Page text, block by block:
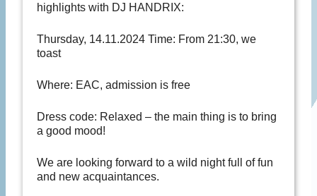
highlights with DJ HANDRIX:
Thursday, 14.11.2024 Time: From 21:30, we
toast
Where: EAC, admission is free
Dress code: Relaxed – the main thing is to bring
a good mood!
We are looking forward to a wild night full of fun
and new acquaintances.